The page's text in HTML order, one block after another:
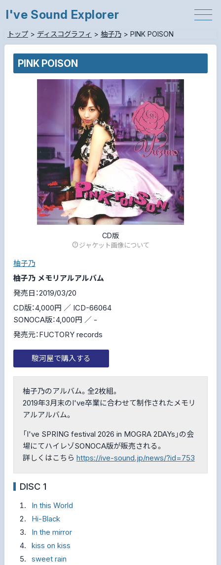
I've Sound Explorer
トップ> ディスコグラフィ > 柚子乃> PINK POISON
PINK POISON
CD版
ジャケット画像について
柚子乃
柚子乃 メモリアルアルバム
発売日：2019/03/20
CD版：4,000円 ／ ICD-66064
SONOCA版：4,000円 ／ -
発売元：FUCTORY records
駿河屋で購入する
柚子乃のアルバム。全2枚組。
2019年3月末のI've卒業に合わせて制作されたメモリ
アルアルバム。
「I've SPRING festival 2026 in MOGRA 2DAYs」の会
場にてハイレゾSONOCA版が販売される。
詳しくはこちら https://ive-sound.jp/news/?id=753
DISC 1
In this World
Hi-Black
In the mirror
kiss on kiss
sweet rain